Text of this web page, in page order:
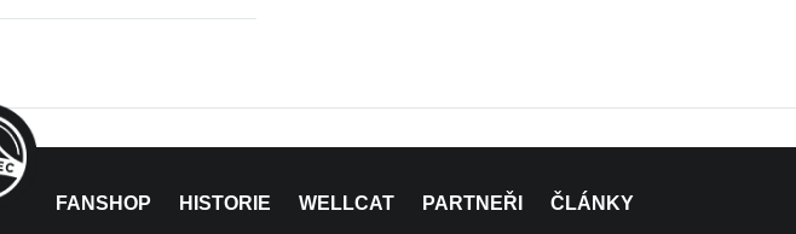
FANSHOP HISTORIE WELLCAT PARTNEŘI ČLÁNKY